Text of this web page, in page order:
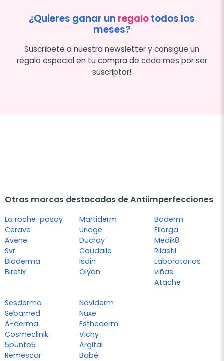
¿Quieres ganar un regalotodos los
meses?
Suscríbete a nuestra newsletter y consigue un
regalo especial en tu compra de cada mes por ser
suscriptor!
Otras marcas destacadas de Antiimperfecciones
La roche-posay
Cerave
Avene
Svr
Bioderma
Biretix
Martiderm
Uriage
Ducray
Caudalie
Isdin
Olyan
Boderm
Filorga
Medik8
Rilastil
Laboratorios
viñas
Atache
Sesderma
Sebamed
A-derma
Cosmeclinik
5punto5
Remescar
Noviderm
Nuxe
Esthederm
Vichy
Argital
Babé